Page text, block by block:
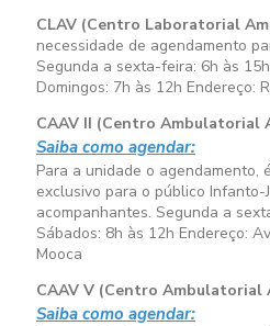
CLAV (Centro Laboratorial
necessidade de agendamento
Segunda a sexta-feira: 6h às 15h
Domingos: 7h às 12h Endereço:
CAAV II (Centro Ambulatorial
Saiba como agendar:
Para a unidade o agendamento,
exclusivo para o público Infanto-
acompanhantes. Segunda a
Sábados: 8h às 12h Endereço:
Mooca
CAAV V (Centro Ambulatorial
Saiba como agendar: